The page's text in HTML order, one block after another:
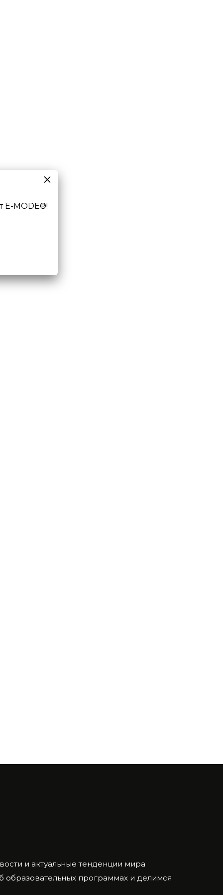
и актуальные тенденции мира
образовательных программах и делимся
E-MODE®!